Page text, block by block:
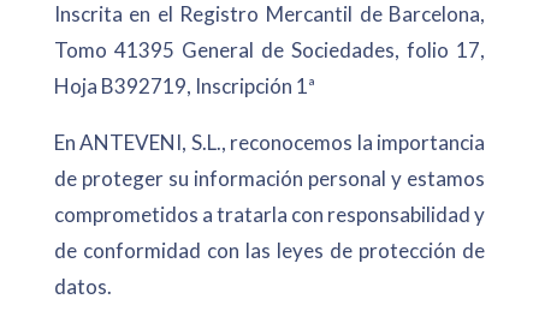
Inscrita en el Registro Mercantil de Barcelona,
Tomo 41395 General de Sociedades, folio 17,
Hoja B392719, Inscripción 1ª
En ANTEVENI, S.L., reconocemos la importancia
de proteger su información personal y estamos
comprometidos a tratarla con responsabilidad y
de conformidad con las leyes de protección de
datos.